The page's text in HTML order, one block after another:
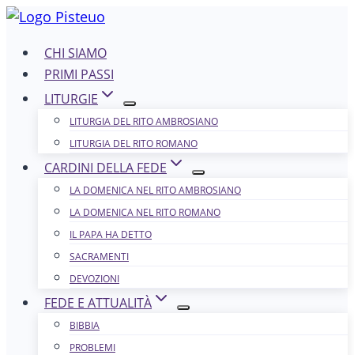
Salta
contenutoCHI SIAMO
PRIMI PASSI
LITURGIE
LITURGIA DEL RITO AMBROSIANO
LITURGIA DEL RITO ROMANO
CARDINI DELLA FEDE
LA DOMENICA NEL R​​​​​​ITO AMBROSIANO
LA DOMENICA NEL RITO ROMANO
IL PAPA HA DETTO
SACRAMENTI
DEVOZIONI
FEDE E ATTUALITÀ
BIBBIA
PROBLEMI